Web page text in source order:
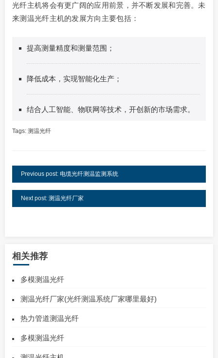
光纤主机将会有更广阔的应用前景，并不断发展和完善。未
来测温光纤主机的发展方向主要包括：
提高测量精度和测量范围；
降低成本，实现智能化生产；
结合人工智能、物联网等技术，开创新的市场需求。
Tags: 测温光纤
Previous post: 电缆光纤测温监测系统
Next post: 测温光纤厂家
相关推荐
多模测温光纤
测温光纤厂家(光纤测温系统厂家哪里最好)
热力管道测温光纤
多模测温光纤